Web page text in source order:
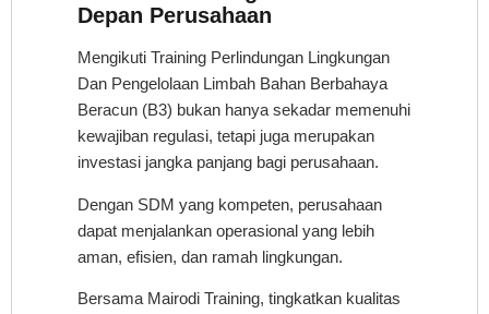
Depan Perusahaan
Mengikuti Training Perlindungan Lingkungan
Dan Pengelolaan Limbah Bahan Berbahaya
Beracun (B3) bukan hanya sekadar memenuhi
kewajiban regulasi, tetapi juga merupakan
investasi jangka panjang bagi perusahaan.
Dengan SDM yang kompeten, perusahaan
dapat menjalankan operasional yang lebih
aman, efisien, dan ramah lingkungan.
Bersama Mairodi Training, tingkatkan kualitas